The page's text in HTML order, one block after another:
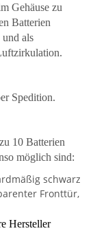
Gehäuse zu
Batterien
und als
Spedition.
10 Batterien
möglich sind:
schwarz
Fronttür,
Hersteller